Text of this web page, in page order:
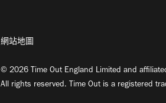
網站地圖
© 2026 Time Out England Limited and
All rights reserved. Time Out is a registered